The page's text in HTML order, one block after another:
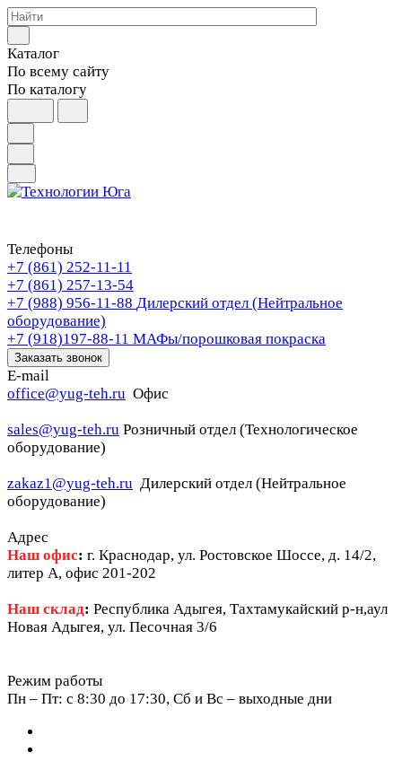
Каталог
По всему сайту
По каталогу
Телефоны
+7 (861) 252-11-11
+7 (861) 257-13-54
+7 (988) 956-11-88 Дилерский отдел (Нейтральное
оборудование)
+7 (918)197-88-11 МАФы/порошковая покраска
Заказать звонок
E-mail
office@yug-teh.ru Офис
sales@yug-teh.ru Розничный отдел (Технологическое
оборудование)
zakaz1@yug-teh.ru Дилерский отдел (Нейтральное
оборудование)
Адрес
Наш офис: г. Краснодар, ул. Ростовское Шоссе, д. 14/2,
литер А, офис 201-202
Наш склад: Республика Адыгея, Тахтамукайский р-н,аул
Новая Адыгея, ул. Песочная 3/6
Режим работы
Пн – Пт: c 8:30 до 17:30, Сб и Вс – выходные дни